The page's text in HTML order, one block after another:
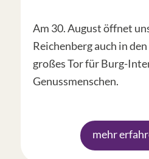
Am 30. August öffnet
Reichenberg auch in
großes Tor für Burg-
Genussmenschen.
mehr